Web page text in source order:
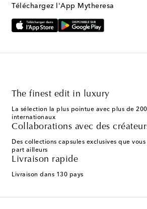
Téléchargez l'App Mytheresa
The finest edit in luxury
La sélection la plus pointue avec plus de
internationaux
Collaborations avec des
Des collections capsules exclusives que
part ailleurs
Livraison rapide
Livraison dans 130 pays